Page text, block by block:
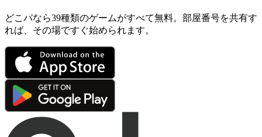
どこパなら39種類のゲームがすべて無料。部屋番号を共有す
れば、その場ですぐ始められます。